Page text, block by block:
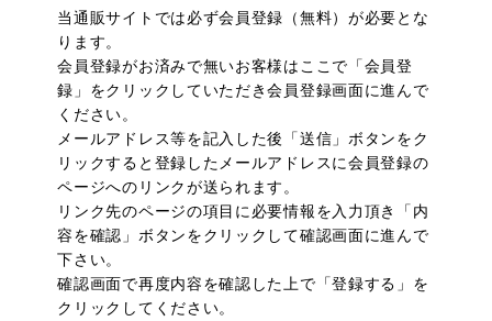
当通販サイトでは必ず会員登録（無料）が必要とな
ります。
会員登録がお済みで無いお客様はここで「会員登
録」をクリックしていただき会員登録画面に進んで
ください。
メールアドレス等を記入した後「送信」ボタンをク
リックすると登録したメールアドレスに会員登録の
ページへのリンクが送られます。
リンク先のページの項目に必要情報を入力頂き「内
容を確認」ボタンをクリックして確認画面に進んで
下さい。
確認画面で再度内容を確認した上で「登録する」を
クリックしてください。